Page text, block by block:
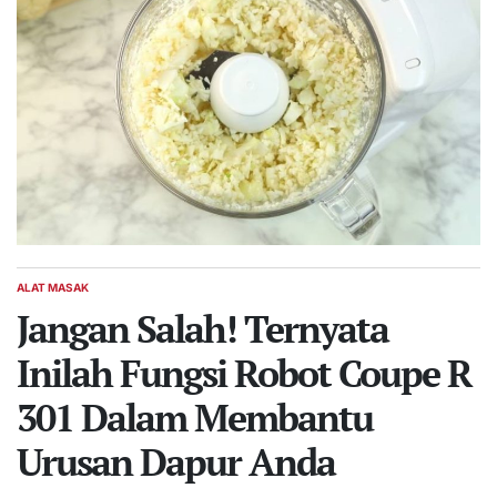
POSTED
ALAT MASAK
Jangan Salah! Ternyata
Inilah Fungsi Robot Coupe R
301 Dalam Membantu
Urusan Dapur Anda